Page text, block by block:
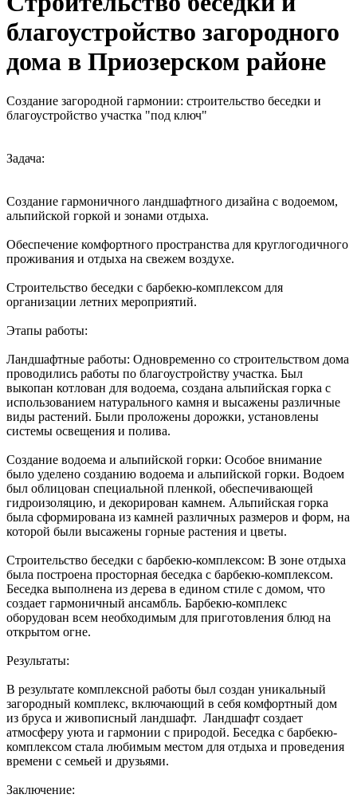
благоустройство загородного
дома в Приозерском районе
Создание загородной гармонии: строительство беседки и
благоустройство участка "под ключ"
Задача:
Создание гармоничного ландшафтного дизайна с водоемом,
альпийской горкой и зонами отдыха.
Обеспечение комфортного пространства для круглогодичного
проживания и отдыха на свежем воздухе.
Строительство беседки с барбекю-комплексом для
организации летних мероприятий.
Этапы работы:
Ландшафтные работы: Одновременно со строительством дома
проводились работы по благоустройству участка. Был
выкопан котлован для водоема, создана альпийская горка с
использованием натурального камня и высажены различные
виды растений. Были проложены дорожки, установлены
системы освещения и полива.
Создание водоема и альпийской горки: Особое внимание
было уделено созданию водоема и альпийской горки. Водоем
был облицован специальной пленкой, обеспечивающей
гидроизоляцию, и декорирован камнем. Альпийская горка
была сформирована из камней различных размеров и форм, на
которой были высажены горные растения и цветы.
Строительство беседки с барбекю-комплексом: В зоне отдыха
была построена просторная беседка с барбекю-комплексом.
Беседка выполнена из дерева в едином стиле с домом, что
создает гармоничный ансамбль. Барбекю-комплекс
оборудован всем необходимым для приготовления блюд на
открытом огне.
Результаты:
В результате комплексной работы был создан уникальный
загородный комплекс, включающий в себя комфортный дом
из бруса и живописный ландшафт. Ландшафт создает
атмосферу уюта и гармонии с природой. Беседка с барбекю-
комплексом стала любимым местом для отдыха и проведения
времени с семьей и друзьями.
Заключение: